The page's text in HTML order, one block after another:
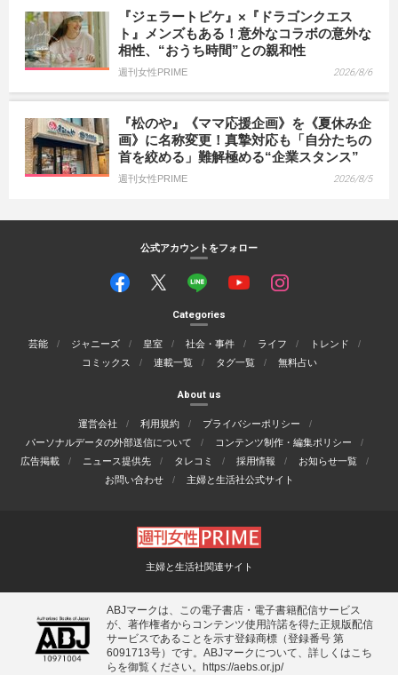
『ジェラートピケ』×『ドラゴンクエス
ト』メンズもある！意外なコラボの意外な
相性、“おうち時間”との親和性
週刊女性PRIME 2026/8/6
『松のや』《ママ応援企画》を《夏休み企
画》に名称変更！真摯対応も「自分たちの
首を絞める」難解極める“企業スタンス”
週刊女性PRIME 2026/8/5
公式アカウントをフォロー
Categories
芸能 ジャニーズ 皇室 社会・事件 ライフ
トレンド
コミックス
連載一覧 タグ一覧 無料占い
About us
運営会社 利用規約
プライバシーポリシー
パーソナルデータの外部送信について
コンテンツ制作・編集ポリシー
広告掲載
ニュース提供先 タレコミ 採用情報
お知らせ一覧
お問い合わせ
主婦と生活社公式サイト
主婦と生活社関連サイト
ABJマークは、この電子書店・電子書籍配信サービス
が、著作権者からコンテンツ使用許諾を得た正規版配信
サービスであることを示す登録商標（登録番号 第
6091713号）です。ABJマークについて、詳しくはこち
らを御覧ください。
https://aebs.or.jp/